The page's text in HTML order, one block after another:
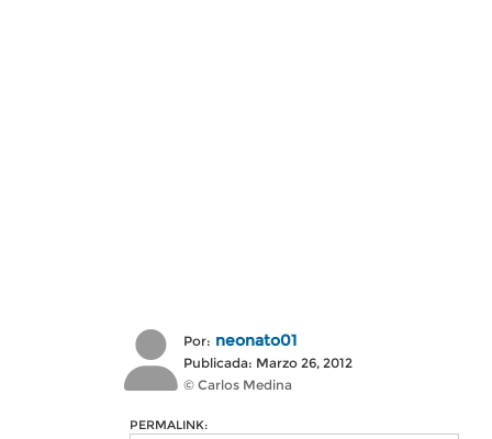
Por: neonato01
Publicada: Marzo 26, 2012
© Carlos Medina
PERMALINK: